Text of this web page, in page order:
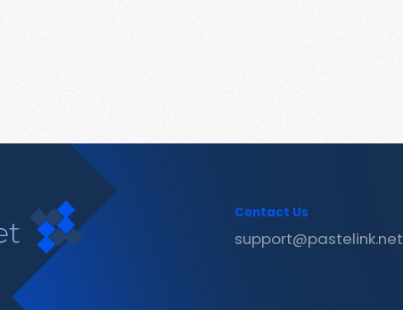
Contact Us
support@pastelink.net